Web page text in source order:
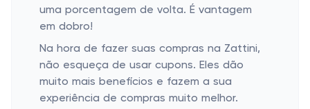
uma porcentagem de volta. É vantagem
em dobro!
Na hora de fazer suas compras na Zattini,
não esqueça de usar cupons. Eles dão
muito mais benefícios e fazem a sua
experiência de compras muito melhor.